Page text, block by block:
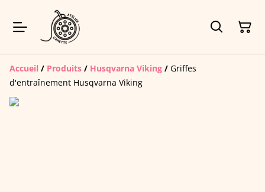
Accueil / Produits / Husqvarna Viking / Griffes
d'entraînement Husqvarna Viking